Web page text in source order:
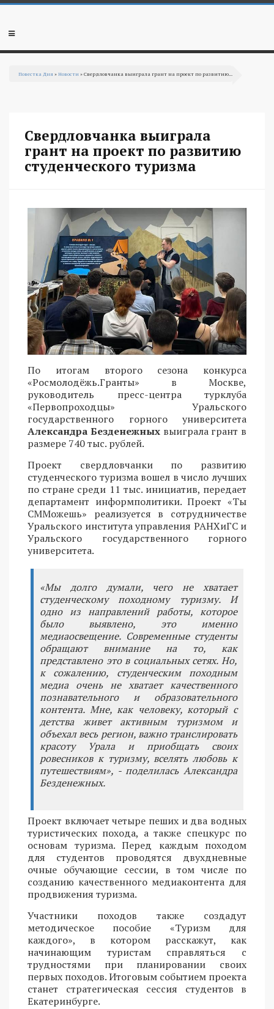
Перейти к основному содержанию
Мобильное
Повестка Дня »Новости » Свердловчанка выиграла грант на проект по развитию...
Свердловчанка выиграла
грант на проект по развитию
студенческого туризма
По итогам второго сезона конкурса
«Росмолодёжь.Гранты» в Москве,
руководитель пресс-центра турклуба
«Первопроходцы» Уральского
государственного горного университета
Александра Безденежных выиграла грант в
размере 740 тыс. рублей.
Проект свердловчанки по развитию
студенческого туризма вошел в число лучших
по стране среди 11 тыс. инициатив, передает
департамент информполитики. Проект «Ты
СММожешь» реализуется в сотрудничестве
Уральского института управления РАНХиГС и
Уральского государственного горного
университета.
«Мы долго думали, чего не хватает
студенческому походному туризму. И
одно из направлений работы, которое
было выявлено, это именно
медиаосвещение. Современные студенты
обращают внимание на то, как
представлено это в социальных сетях. Но,
к сожалению, студенческим походным
медиа очень не хватает качественного
познавательного и образовательного
контента. Мне, как человеку, который с
детства живет активным туризмом и
объехал весь регион, важно транслировать
красоту Урала и приобщать своих
ровесников к туризму, вселять любовь к
путешествиям», - поделилась Александра
Безденежных.
Проект включает четыре пеших и два водных
туристических похода, а также спецкурс по
основам туризма. Перед каждым походом
для студентов проводятся двухдневные
очные обучающие сессии, в том числе по
созданию качественного медиаконтента для
продвижения туризма.
Участники походов также создадут
методическое пособие «Туризм для
каждого», в котором расскажут, как
начинающим туристам справляться с
трудностями при планировании своих
первых походов. Итоговым событием проекта
станет стратегическая сессия студентов в
Екатеринбурге.